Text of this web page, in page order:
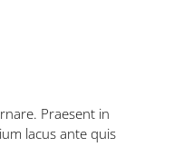
Praesent in
lacus ante quis